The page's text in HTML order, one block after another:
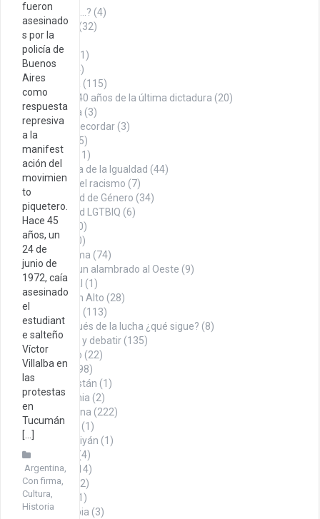
fueron
asesinado
s por la
policía de
Buenos
Aires
como
respuesta
represiva
a la
manifest
ación del
movimien
to
piquetero.
Hace 45
años, un
24 de
junio de
1972, caía
asesinado
el
estudiant
e salteño
Víctor
Villalba en
las
protestas
en
Tucumán
[…]
Argentina,
Con firma,
Cultura,
Historia
¿Sabías que…? (4)
Aniversario
(32)
Armenia
Cita del día
(1)
Cultura
(144)
(115)
A 40 años de la última dictadura (20)
La Roca (3)
Datos para recordar (3)
Denuncia
(75)
Economía
(11)
En búsqueda de la Igualdad (44)
Contra el racismo (7)
Igualdad de Género (34)
Igualdad LGTBIQ (6)
Noticias
(100)
Opinión (260)
Con firma (74)
Desde un alambrado al Oeste (9)
Editorial
(1)
Puño en Alto (28)
(113)
Y después de la lucha ¿qué sigue? (8)
Para pensar y debatir (135)
Sindicalismo (22)
Territorio(498)
Afganistán (1)
Alemania (2)
Argentina (222)
Austria
(1)
Azerbaiyán (1)
(4)
Brasil
(14)
Chile
(12)
China
(1)
Colombia (3)